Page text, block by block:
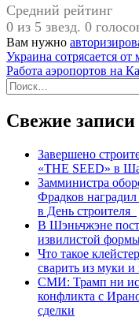
Средний рейтинг
0 из 5 звезд. 0
Вам нужно
Навигация
по
записям
Украина сотрясается
Работа аэропортов на
Найти:
Свежие записи
Завершено
«THE SEED» в
Замминистра
Фрадков
в День строителя
В Шэньчжэне
извилистой
Что такое
сварить из муки и
СМИ: Трамп ни
конфликта с
сделки